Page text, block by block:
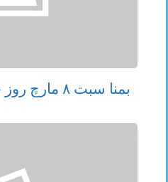
بمنا سبت ۸ مارچ روز جهانی زن